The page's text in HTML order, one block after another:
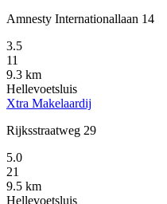
Amnesty Internationallaan 14
3.5
11
9.3 km
Hellevoetsluis
Xtra Makelaardij
Rijksstraatweg 29
5.0
21
9.5 km
Hellevoetsluis